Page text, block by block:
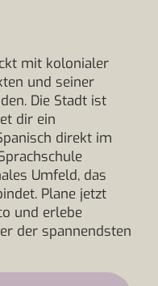
mit kolonialer
und seiner
Die Stadt ist
dir ein
direkt im
Umfeld, das
Plane jetzt
und erlebe
der spannendsten